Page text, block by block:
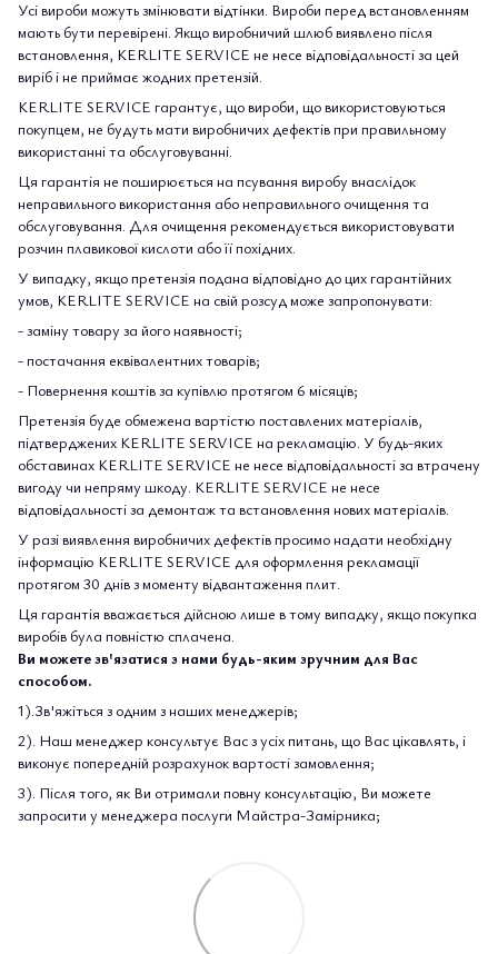
Усі вироби можуть змінювати відтінки. Вироби перед встановленням
мають бути перевірені. Якщо виробничий шлюб виявлено після
встановлення, KERLITE SERVICE не несе відповідальності за цей
виріб і не приймає жодних претензій.
KERLITE SERVICE гарантує, що вироби, що використовуються
покупцем, не будуть мати виробничих дефектів при правильному
використанні та обслуговуванні.
Ця гарантія не поширюється на псування виробу внаслідок
неправильного використання або неправильного очищення та
обслуговування. Для очищення рекомендується використовувати
розчин плавикової кислоти або її похідних.
У випадку, якщо претензія подана відповідно до цих гарантійних
умов, KERLITE SERVICE на свій розсуд може запропонувати:
- заміну товару за його наявності;
- постачання еквівалентних товарів;
- Повернення коштів за купівлю протягом 6 місяців;
Претензія буде обмежена вартістю поставлених матеріалів,
підтверджених KERLITE SERVICE на рекламацію. У будь-яких
обставинах KERLITE SERVICE не несе відповідальності за втрачену
вигоду чи непряму шкоду. KERLITE SERVICE не несе
відповідальності за демонтаж та встановлення нових матеріалів.
У разі виявлення виробничих дефектів просимо надати необхідну
інформацію KERLITE SERVICE для оформлення рекламації
протягом 30 днів з моменту відвантаження плит.
Ця гарантія вважається дійсною лише в тому випадку, якщо покупка
виробів була повністю сплачена.
Ви можете зв'язатися з нами будь-яким зручним для Вас
способом.
1).Зв'яжіться з одним з наших менеджерів;
2). Наш менеджер консультує Вас з усіх питань, що Вас цікавлять, і
виконує попередній розрахунок вартості замовлення;
3). Після того, як Ви отримали повну консультацію, Ви можете
запросити у менеджера послуги Майстра-Замірника;